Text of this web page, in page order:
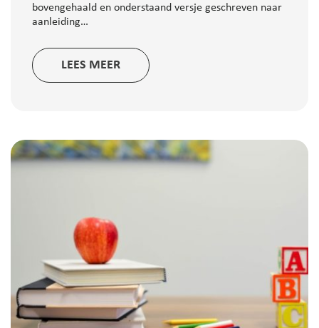
bovengehaald en onderstaand versje geschreven naar
aanleiding…
LEES MEER